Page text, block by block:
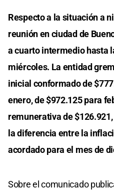
Respecto a la situación a
reunión en ciudad de
a cuarto intermedio hasta
miércoles. La entidad
inicial conformado de
enero, de $972.125 para
remunerativa de
la diferencia entre la
acordado para el mes de
Sobre el comunicado